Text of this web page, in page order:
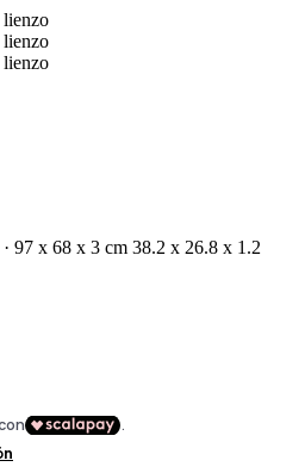
· 97 x 68 x 3 cm 38.2 x 26.8 x 1.2